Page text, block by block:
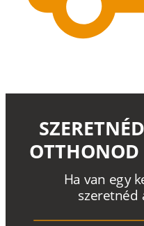
Ha van egy k
szeretnéd